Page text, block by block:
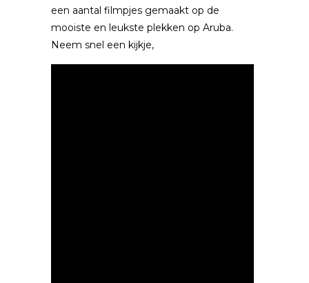
een aantal filmpjes gemaakt op de
mooiste en leukste plekken op Aruba.
Neem snel een kijkje,